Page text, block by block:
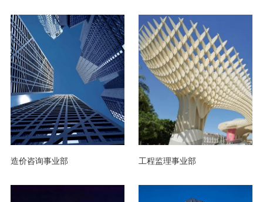
造价咨询事业部 工程监理事业部